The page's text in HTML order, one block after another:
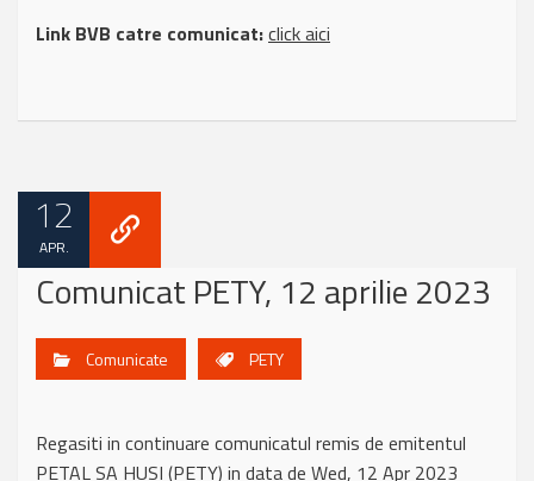
Link BVB catre comunicat:click aici
12
APR.
Comunicat PETY, 12 aprilie 2023
Comunicate PETY
Regasiti in continuare comunicatul remis de emitentul
PETAL SA HUSI (PETY) in data de Wed, 12 Apr 2023